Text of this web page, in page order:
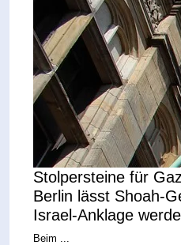
Stolpersteine für
Berlin lässt Shoah-
Israel-Anklage
Beim ...